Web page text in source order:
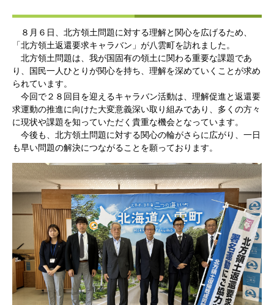
８月６日、北方領土問題に対する理解と関心を広げるため、
「北方領土返還要求キャラバン」が八雲町を訪れました。
北方領土問題は、我が国固有の領土に関わる重要な課題であ
り、国民一人ひとりが関心を持ち、理解を深めていくことが求め
られています。
今回で２８回目を迎えるキャラバン活動は、理解促進と返還要
求運動の推進に向けた大変意義深い取り組みであり、多くの方々
に現状や課題を知っていただく貴重な機会となっています。
今後も、北方領土問題に対する関心の輪がさらに広がり、一日
も早い問題の解決につながることを願っております。